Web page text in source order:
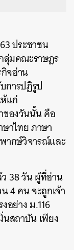
ประชาชน
ลุ่มคณะราษฎร
จอ่าน
การปฏิรูป
แก่
ของวันนั้น คือ
าไทย ภาษา
ากษ์วิจารณ์และ
38 วัน ผู้ที่อ่าน
4 คน จะถูกเจ้า
อย่าง ม.116
นสถาบัน เพียง